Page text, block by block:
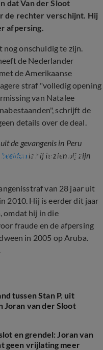
dat Van der Sloot
de rechter verschijnt. Hij
afpersing.
nog onschuldig te zijn.
de Nederlander
de Amerikaanse
straf "volledig opening
van Natalee
schrijft de
details over de deal.
de gevangenis in Peru
is hij te zien bij zijn
der Sloot in 'hel
van 28 jaar uit
2010. Hij is eerder dit jaar
omdat hij in die
fraude en de afpersing
in 2005 op Aruba.
tussen Stan P. uit
Joran van der Sloot
en grendel: Joran van
geen vrijlating meer